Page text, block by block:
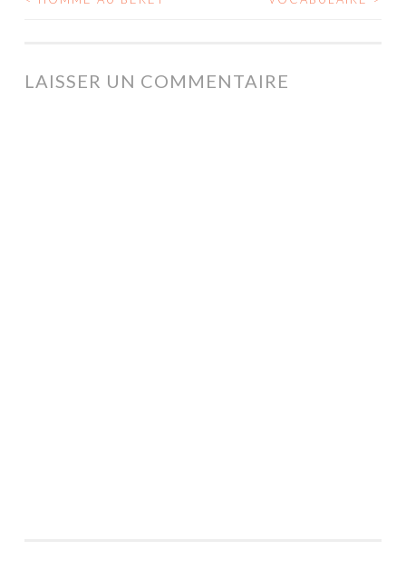
NAVIGATION
ARTICLES
LAISSER UN COMMENTAIRE